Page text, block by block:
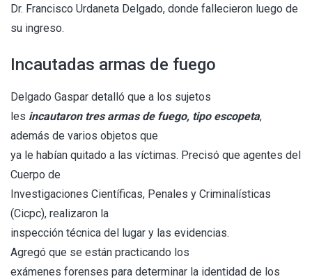
Dr. Francisco Urdaneta Delgado, donde fallecieron luego de
su ingreso.
Incautadas armas de fuego
Delgado Gaspar detalló que a los sujetos
les incautaron tres armas de fuego, tipo escopeta,
además de varios objetos que
ya le habían quitado a las víctimas. Precisó que agentes del
Cuerpo de
Investigaciones Científicas, Penales y Criminalísticas
(Cicpc), realizaron la
inspección técnica del lugar y las evidencias.
Agregó que se están practicando los
exámenes forenses para determinar la identidad de los